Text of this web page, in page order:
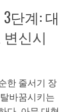
단계: 대
신시
한 줄서기 장
바꿈시키는